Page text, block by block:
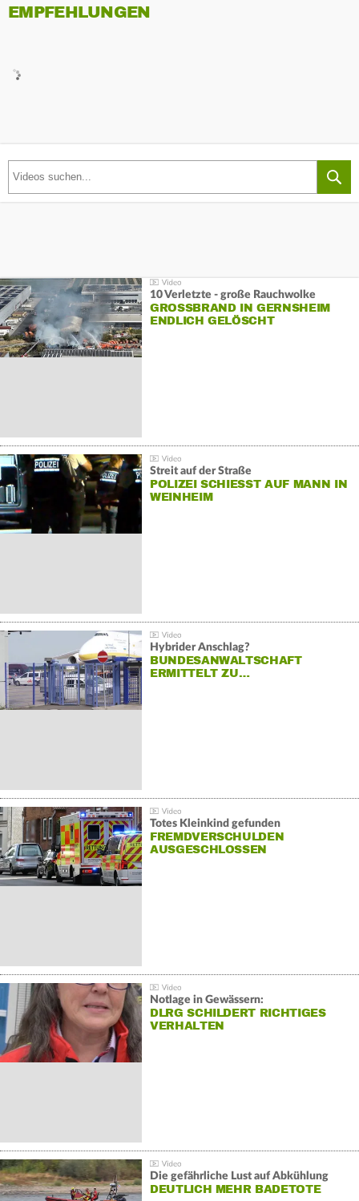
EMPFEHLUNGEN
10 Verletzte - große Rauchwolke
GROSSBRAND IN GERNSHEIM E
NDLICH GELÖSCHT
Streit auf der Straße
POLIZEI SCHIESST AUF MANN IN W
EINHEIM
Hybrider Anschlag?
BUNDESANWALTSCHAFT
ERMITTELT ZU…
Totes Kleinkind gefunden
FREMDVERSCHULDEN
AUSGESCHLOSSEN
Notlage in Gewässern:
DLRG SCHILDERT RICHTIGES
VERHALTEN
Die gefährliche Lust auf Abkühlung
DEUTLICH MEHR BADETOTE